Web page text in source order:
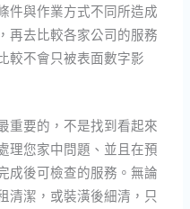
件與作業方式不同所造成
再去比較各家公司的服務
較不會只被表面數字影
重要的，不是找到看起來
理您家中問題、並且在預
成後可檢查的服務。無論
清潔，或裝潢後細清，只